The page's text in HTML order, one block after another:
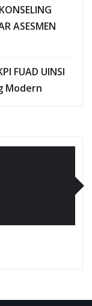
ASESMEN
FUAD UINSI
Modern